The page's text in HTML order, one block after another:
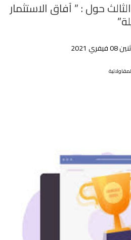
حول : ” آفاق الاستثمار
2021